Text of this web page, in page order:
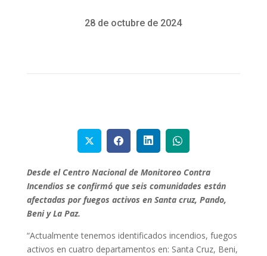
28 de octubre de 2024
Desde el Centro Nacional de Monitoreo Contra
Incendios se confirmó que seis comunidades están
afectadas por fuegos activos en Santa cruz, Pando,
Beni y La Paz.
“Actualmente tenemos identificados incendios, fuegos
activos en cuatro departamentos en: Santa Cruz, Beni,